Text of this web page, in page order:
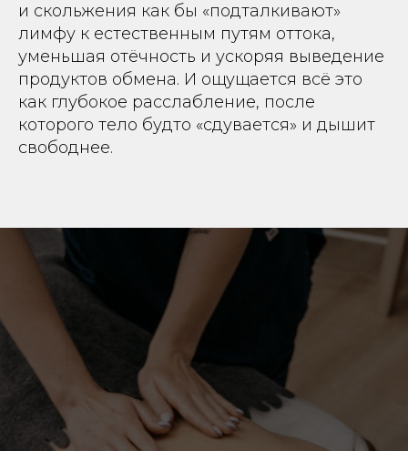
и скольжения как бы «подталкивают»
лимфу к естественным путям оттока,
уменьшая отёчность и ускоряя выведение
продуктов обмена. И ощущается всё это
как глубокое расслабление, после
которого тело будто «сдувается» и дышит
свободнее.